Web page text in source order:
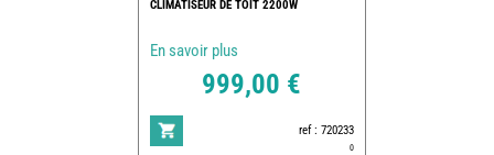
CLIMATISEUR DE TOIT 2200W
En savoir plus
999,00 €
ref : 720233
0